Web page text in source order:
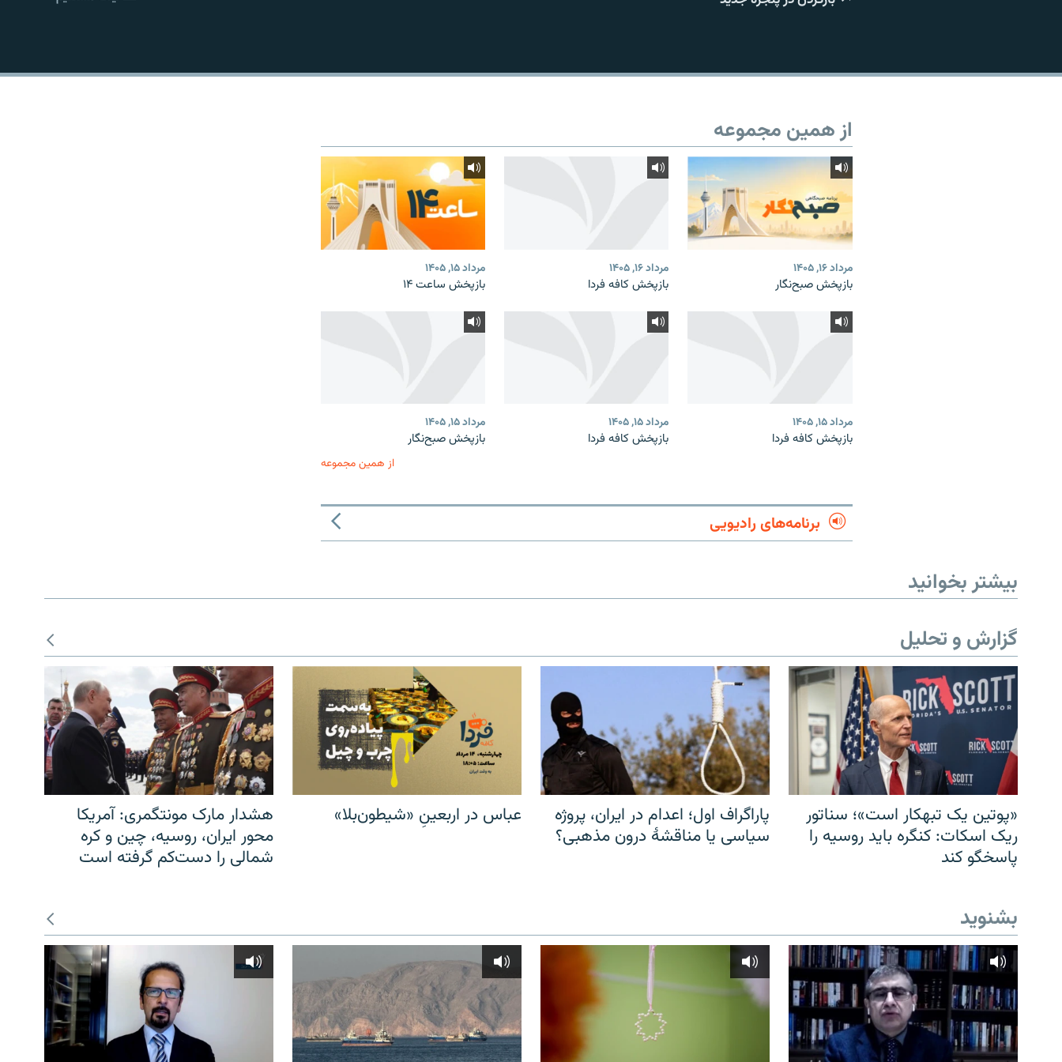
EMBED
از همین مجموعه
مرداد ۱۶, ۱۴۰۵
بازپخش صبح‌نگار
مرداد ۱۶, ۱۴۰۵
بازپخش کافه فردا
مرداد ۱۵, ۱۴۰۵
بازپخش ساعت ۱۴
مرداد ۱۵, ۱۴۰۵
بازپخش کافه فردا
مرداد ۱۵, ۱۴۰۵
بازپخش کافه فردا
مرداد ۱۵, ۱۴۰۵
بازپخش صبح‌نگار
از همین مجموعه
برنامه‌های رادیویی
بیشتر بخوانید
گزارش و تحلیل
«پوتین یک تبهکار است»؛ سناتور
ریک اسکات: کنگره باید روسیه را
پاسخگو کند
پاراگراف اول؛ اعدام در ایران، پروژه
سیاسی یا مناقشهٔ درون مذهبی؟
عباس در اربعینِ «شیطون‌بلا»
هشدار مارک مونتگمری: آمریکا
محور ایران، روسیه، چین و کره
شمالی را دست‌کم گرفته است
بشنوید